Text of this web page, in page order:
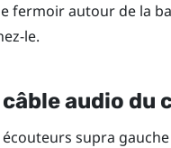
fermoir autour de la
le.
audio du
supra